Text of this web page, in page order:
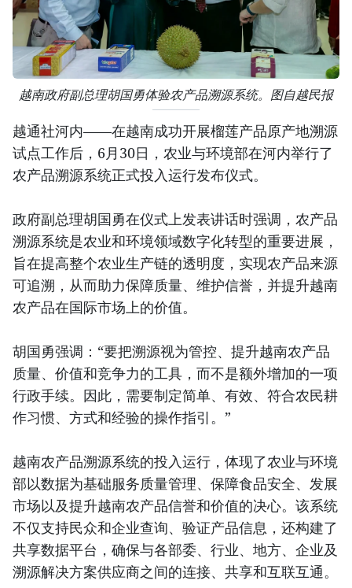
越南政府副总理胡国勇体验农产品溯源系统。图自越民报
越通社河内——在越南成功开展榴莲产品原产地溯源
试点工作后，6月30日，农业与环境部在河内举行了
农产品溯源系统正式投入运行发布仪式。
政府副总理胡国勇在仪式上发表讲话时强调，农产品
溯源系统是农业和环境领域数字化转型的重要进展，
旨在提高整个农业生产链的透明度，实现农产品来源
可追溯，从而助力保障质量、维护信誉，并提升越南
农产品在国际市场上的价值。
胡国勇强调：“要把溯源视为管控、提升越南农产品
质量、价值和竞争力的工具，而不是额外增加的一项
行政手续。因此，需要制定简单、有效、符合农民耕
作习惯、方式和经验的操作指引。”
越南农产品溯源系统的投入运行，体现了农业与环境
部以数据为基础服务质量管理、保障食品安全、发展
市场以及提升越南农产品信誉和价值的决心。该系统
不仅支持民众和企业查询、验证产品信息，还构建了
共享数据平台，确保与各部委、行业、地方、企业及
溯源解决方案供应商之间的连接、共享和互联互通。